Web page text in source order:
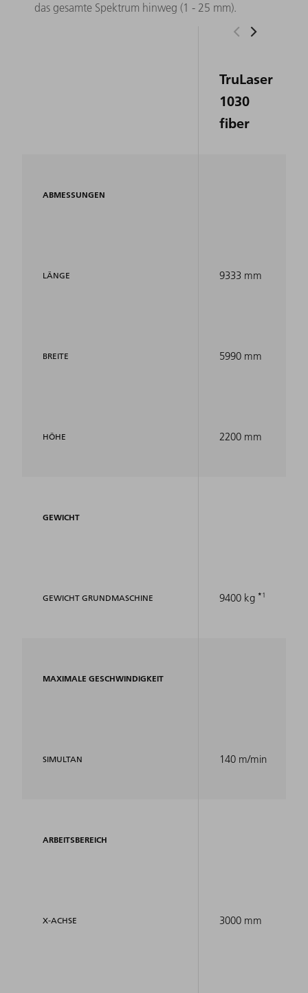
das gesamte Spektrum hinweg (1 - 25 mm).
ABMESSUNGEN
LÄNGE
BREITE
HÖHE
GEWICHT
GEWICHT GRUNDMASCHINE
MAXIMALE GESCHWINDIGKEIT
SIMULTAN
ARBEITSBEREICH
X-ACHSE
TruLaser
1030
fiber
9333 mm
5990 mm
2200 mm
9400 kg 1
140 m/min
3000 mm